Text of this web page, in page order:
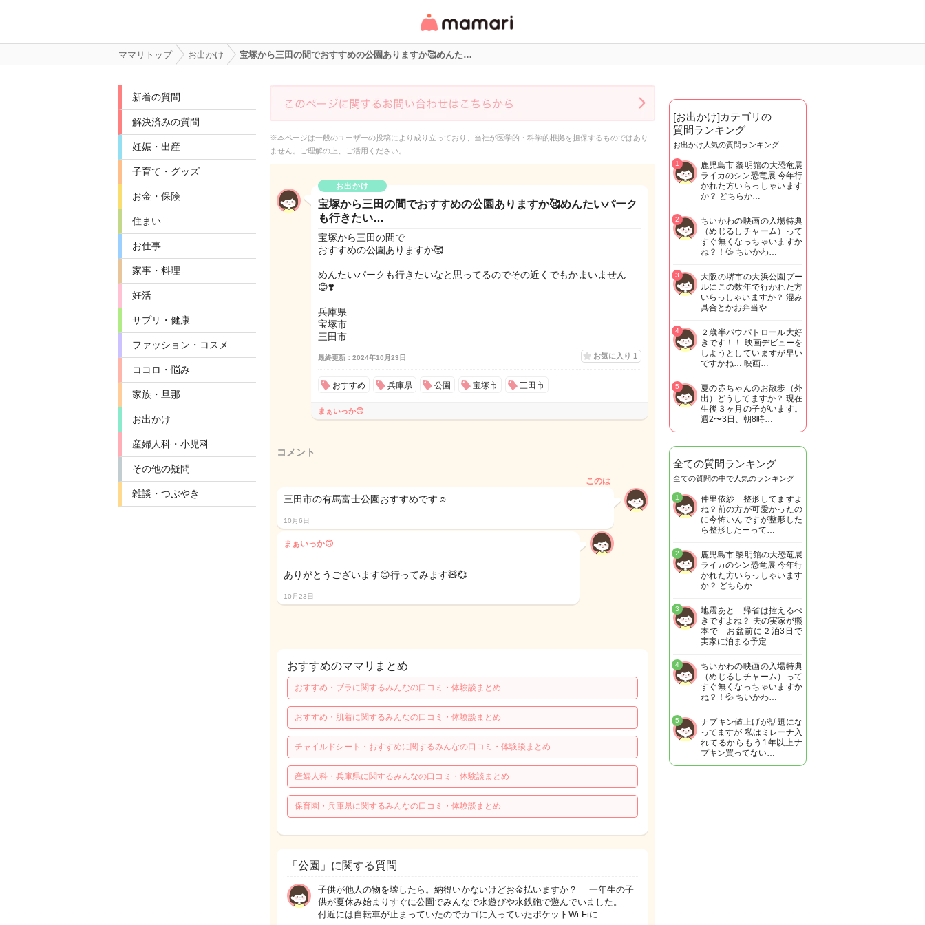
リ・情報サイト
ママリトップ お出かけ 宝塚から三田の間でおすすめの公園ありますか🥰めんた…
新着の質問
解決済みの質問
妊娠・出産
子育て・グッズ
お金・保険
住まい
お仕事
家事・料理
妊活
サプリ・健康
ファッション・コスメ
ココロ・悩み
家族・旦那
お出かけ
産婦人科・小児科
その他の疑問
雑談・つぶやき
※本ページは一般のユーザーの投稿により成り立っており、当社が医学的・科学的根拠を担保するものではあり
ません。ご理解の上、ご活用ください。
お出かけ
宝塚から三田の間でおすすめの公園ありますか🥰めんたいパーク
も行きたい…
宝塚から三田の間で
おすすめの公園ありますか🥰
めんたいパークも行きたいなと思ってるのでその近くでもかまいません
😊❣️
兵庫県
宝塚市
三田市
最終更新：2024年10月23日 お気に入り 1
おすすめ 兵庫県 公園 宝塚市 三田市
まぁいっか🙃
コメント
このは
三田市の有馬富士公園おすすめです☺️
10月6日
まぁいっか🙃
ありがとうございます😊行ってみます🧸💞
10月23日
おすすめのママリまとめ
おすすめ・ブラに関するみんなの口コミ・体験談まとめ
おすすめ・肌着に関するみんなの口コミ・体験談まとめ
チャイルドシート・おすすめに関するみんなの口コミ・体験談まとめ
産婦人科・兵庫県に関するみんなの口コミ・体験談まとめ
保育園・兵庫県に関するみんなの口コミ・体験談まとめ
「公園」に関する質問
子供が他人の物を壊したら。納得いかないけどお金払いますか？ 一年生の子
供が夏休み始まりすぐに公園でみんなで水遊びや水鉄砲で遊んでいました。
付近には自転車が止まっていたのでカゴに入っていたポケットWi-Fiに…
[お出かけ]カテゴリの
質問ランキング
お出かけ人気の質問ランキング
鹿児島市 黎明館の大恐竜展
ライカのシン恐竜展 今年行
かれた方いらっしゃいます
か？ どちらか…
1
ちいかわの映画の入場特典
（めじるしチャーム）って
すぐ無くなっちゃいますか
ね？！💦 ちいかわ…
2
大阪の堺市の大浜公園プー
ルにこの数年で行かれた方
いらっしゃいますか？ 混み
具合とかお弁当や…
3
２歳半パウパトロール大好
きです！！ 映画デビューを
しようとしていますが早い
ですかね… 映画…
4
夏の赤ちゃんのお散歩（外
出）どうしてますか？ 現在
生後３ヶ月の子がいます。
週2〜3日、朝8時…
5
全ての質問ランキング
全ての質問の中で人気のランキング
仲里依紗 整形してますよ
ね？前の方が可愛かったの
に今怖いんですが整形した
ら整形したーって…
1
鹿児島市 黎明館の大恐竜展
ライカのシン恐竜展 今年行
かれた方いらっしゃいます
か？ どちらか…
2
地震あと 帰省は控えるべ
きですよね？ 夫の実家が熊
本で お盆前に２泊3日で
実家に泊まる予定…
3
ちいかわの映画の入場特典
（めじるしチャーム）って
すぐ無くなっちゃいますか
ね？！💦 ちいかわ…
4
ナプキン値上げが話題にな
ってますが 私はミレーナ入
れてるからもう1年以上ナ
プキン買ってない…
5